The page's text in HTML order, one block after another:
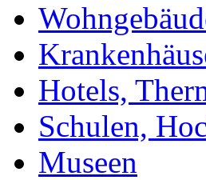
Hotels,
Schulen,
Museen